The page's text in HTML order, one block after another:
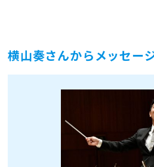
横山奏さんからメッセー